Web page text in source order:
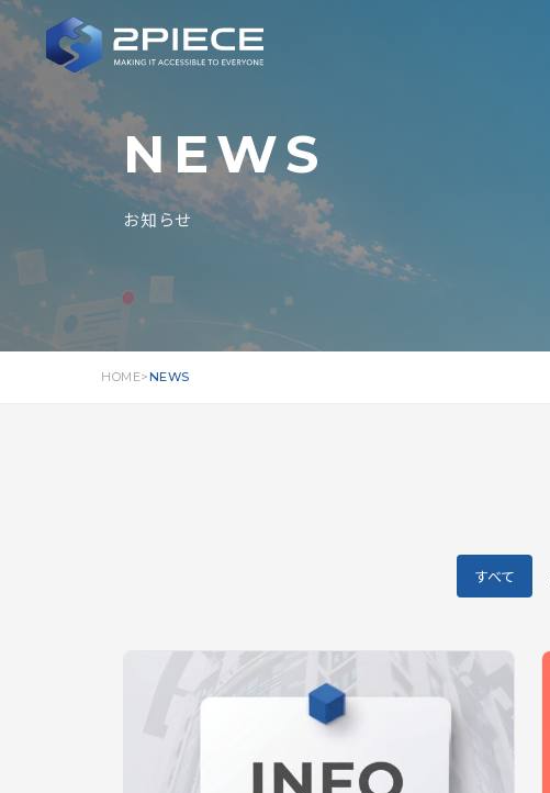
NEWS
お知らせ
HOME NEWS
すべて